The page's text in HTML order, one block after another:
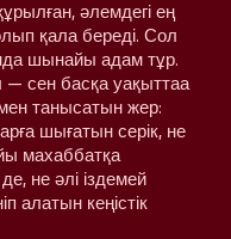
әлемдегі ең
қала береді. Сол
шынайы адам тұр.
сен басқа уақыттаа
танысатын жер:
шығатын серік, не
махаббатқа
не әлі іздемей
алатын кеңістік